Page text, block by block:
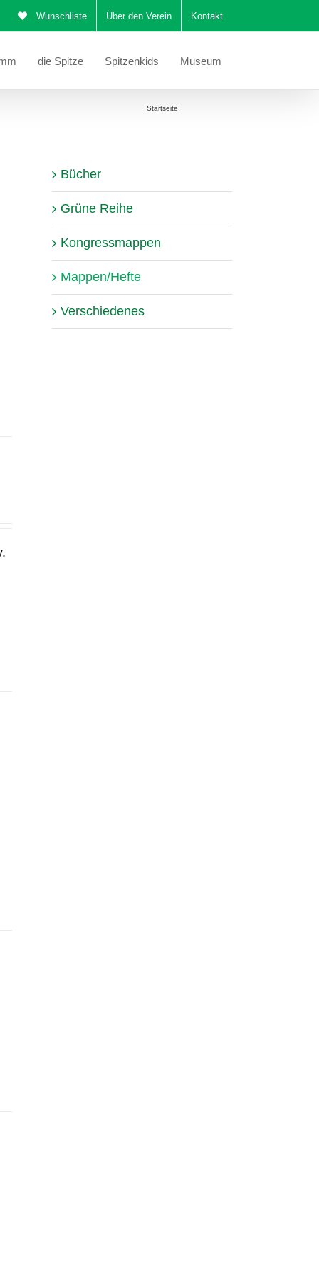
Wunschliste Über den Verein Kontakt
die Spitze Spitzenkids Museum
Startseite
Bücher
Grüne Reihe
Kongressmappen
Mappen/Hefte
Verschiedenes